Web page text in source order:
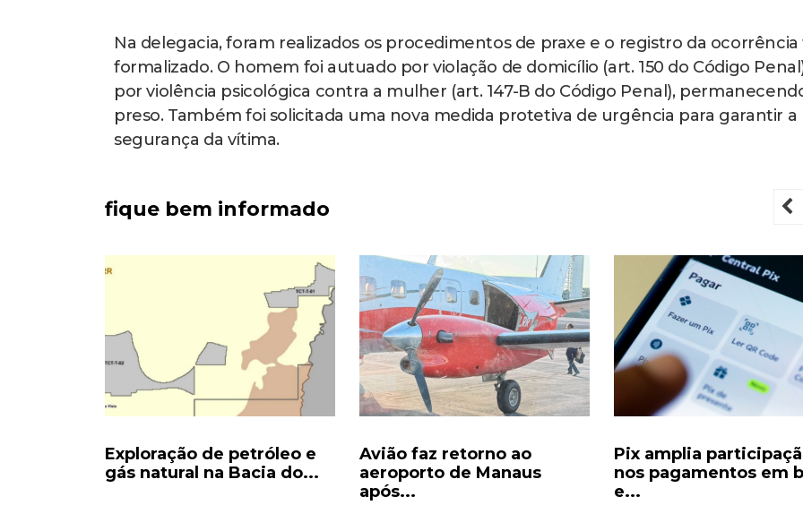
Na delegacia, foram realizados os procedimentos de praxe e o registro da ocorrência
formalizado. O homem foi autuado por violação de domicílio (art. 150 do Código
por violência psicológica contra a mulher (art. 147-B do Código Penal),
preso. Também foi solicitada uma nova medida protetiva de urgência para garantir a
segurança da vítima.
fique bem informado
Exploração de petróleo e
gás natural na Bacia do...
Avião faz retorno ao
aeroporto de Manaus
após...
Pix amplia
nos pagamentos em
e...